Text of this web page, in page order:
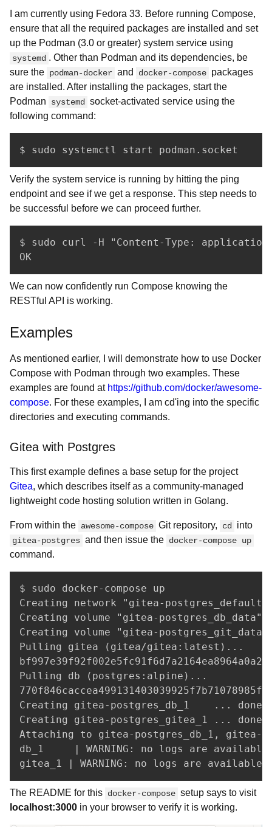
I am currently using Fedora 33. Before running Compose,
ensure that all the required packages are installed and set
up the Podman (3.0 or greater) system service using
systemd . Other than Podman and its dependencies, be
sure the podman-docker and docker-compose packages
are installed. After installing the packages, start the
Podman
systemd
socket-activated service using the
following command:
$ sudo systemctl start podman.socket
Verify the system service is running by hitting the ping
endpoint and see if we get a response. This step needs to
be successful before we can proceed further.
$ sudo curl -H "Content-Type:
OK
We can now confidently run Compose knowing the
RESTful API is working.
Examples
As mentioned earlier, I will demonstrate how to use Docker
Compose with Podman through two examples. These
examples are found at https://github.com/docker/awesome-
compose. For these examples, I am cd'ing into the specific
directories and executing commands.
Gitea with Postgres
This first example defines a base setup for the project
Gitea, which describes itself as a community-managed
lightweight code hosting solution written in Golang.
From within the awesome-compose Git repository, cd into
gitea-postgres and then issue the docker-compose up
command.
$ sudo docker-compose up
Creating network "gitea-
Creating volume "gitea-
Creating volume "gitea-
Pulling gitea (gitea/gitea:latest)...
Pulling db (postgres:alpine)...
Creating gitea-postgres_db_1    ... done
Creating gitea-postgres_gitea_1 ... done
Attaching to gitea-postgres_db_1, gitea-
db_1     | WARNING: no logs are
gitea_1 | WARNING: no logs are
The README for this docker-compose setup says to visit
localhost:3000 in your browser to verify it is working.